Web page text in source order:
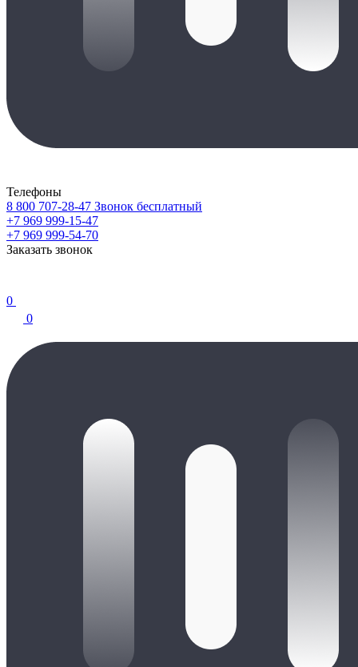
Телефоны
8 800 707-28-47 Звонок бесплатный
+7 969 999-15-47
+7 969 999-54-70
Заказать звонок
0
0